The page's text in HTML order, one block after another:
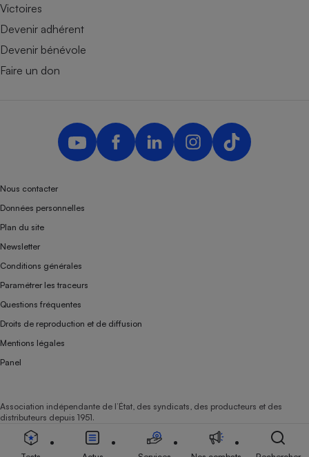
Victoires
Devenir adhérent
Devenir bénévole
Faire un don
Nous contacter
Données personnelles
Plan du site
Newsletter
Conditions générales
Paramétrer les traceurs
Questions fréquentes
Droits de reproduction et de diffusion
Mentions légales
Panel
Association indépendante de l’État, des syndicats, des producteurs et des
distributeurs depuis 1951.